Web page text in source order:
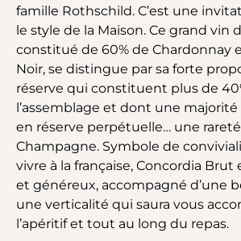
famille Rothschild. C’est une
le style de la Maison. Ce grand vin
constitué de 60% de Chardonnay
Noir, se distingue par sa forte
réserve qui constituent plus de
l’assemblage et dont une
en réserve perpétuelle… une
Champagne. Symbole de
vivre à la française, Concordia
et généreux, accompagné d’une
une verticalité qui saura vous
l’apéritif et tout au long du repas.